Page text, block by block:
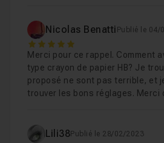
Nicolas Benatti Publié le 04/
5
Merci pour ce rappel. Comment
type crayon de papier HB? Je
proposé ne sont pas terrible, et
trouver les bons réglages. Merci
Lili38Publié le 28/02/2023